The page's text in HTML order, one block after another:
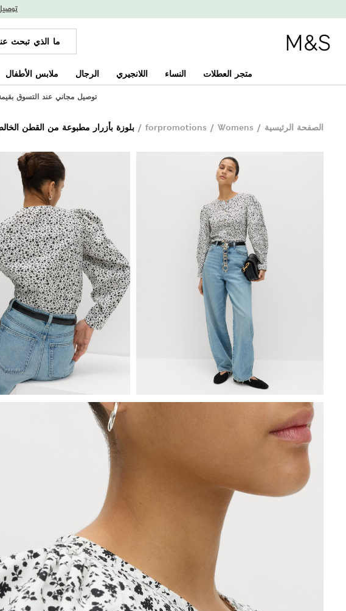
توصيل
متجر العطلات النساء اللانجيري الرجال ملابس الأطفال
توصيل مجاني عند التسوق بقيمة 20 د.ك أو
الصفحة الرئيسية /
forpromotions / Womens
/ بلوزة بأزرار مطبوعة من القطن